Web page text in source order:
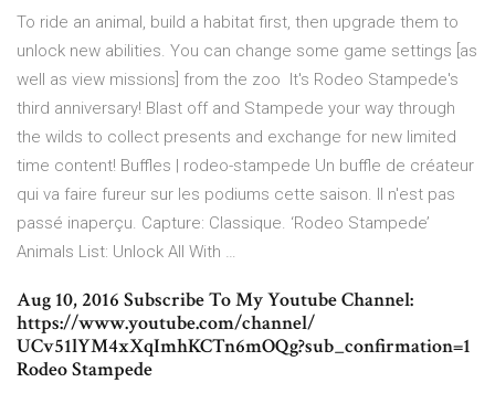
To ride an animal, build a habitat first, then upgrade them to
unlock new abilities. You can change some game settings [as
well as view missions] from the zoo It's Rodeo Stampede's
third anniversary! Blast off and Stampede your way through
the wilds to collect presents and exchange for new limited
time content! Buffles | rodeo-stampede Un buffle de créateur
qui va faire fureur sur les podiums cette saison. Il n'est pas
passé inaperçu. Capture: Classique. ‘Rodeo Stampede’
Animals List: Unlock All With …
Aug 10, 2016 Subscribe To My Youtube Channel:
https://www.youtube.com/channel/
UCv51lYM4xXqImhKCTn6mOQg?sub_confirmation=1
Rodeo Stampede